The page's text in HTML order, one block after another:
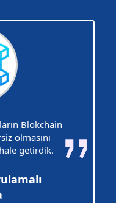
Blokchain
olmasını
getirdik.